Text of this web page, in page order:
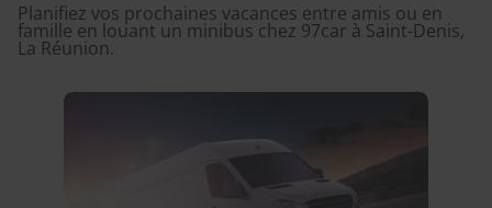
Planifiez vos prochaines vacances entre amis ou en
famille en louant un minibus chez 97car à Saint-Denis,
La Réunion.